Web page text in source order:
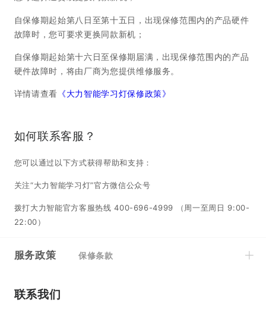
详情请查看《大力智能学习灯保修政策》
如何联系客服？
您可以通过以下方式获得帮助和支持：
拨打大力智能官方客服热线 400-696-4999 （周一至周日 9:00-
自保修期起始第十六日至保修期届满，出现保修范围内的产品
硬件故障时，将由厂商为您提供维修服务。
详情请查看《大力智能学习灯保修政策》
如何联系客服？
22:00）
自保修期起始第八日至第十五日，出现保修范围内的产品硬件
故障时，您可要求更换同款新机；
自保修期起始第十六日至保修期届满，出现保修范围内的产品
硬件故障时，将由厂商为您提供维修服务。
详情请查看 《大力智能学习灯保修政策》
如何联系客服？
您可以通过以下方式获得帮助和支持：
关注“大力智能学习灯”官方微信公众号
拨打大力智能官方客服热线 400-696-4999 （周一至周日 9:00-
22:00）
服务政策 保修条款
联系我们